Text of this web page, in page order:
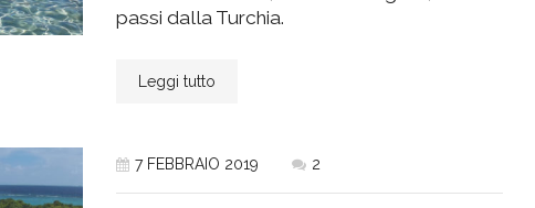
passi dalla Turchia.
Leggi tutto
7 FEBBRAIO 2019 2